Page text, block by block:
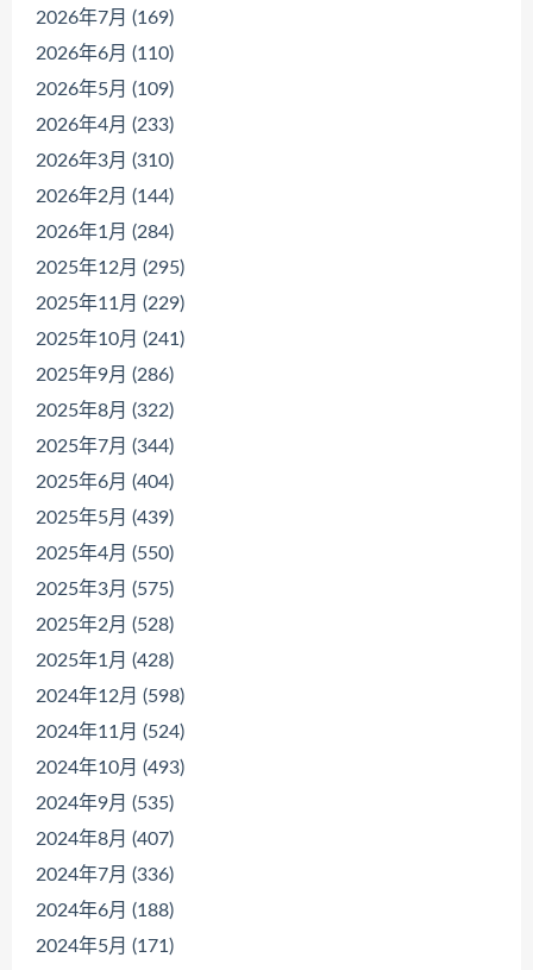
2026年7月 (169)
2026年6月 (110)
2026年5月 (109)
2026年4月 (233)
2026年3月 (310)
2026年2月 (144)
2026年1月 (284)
2025年12月 (295)
2025年11月 (229)
2025年10月 (241)
2025年9月 (286)
2025年8月 (322)
2025年7月 (344)
2025年6月 (404)
2025年5月 (439)
2025年4月 (550)
2025年3月 (575)
2025年2月 (528)
2025年1月 (428)
2024年12月 (598)
2024年11月 (524)
2024年10月 (493)
2024年9月 (535)
2024年8月 (407)
2024年7月 (336)
2024年6月 (188)
2024年5月 (171)